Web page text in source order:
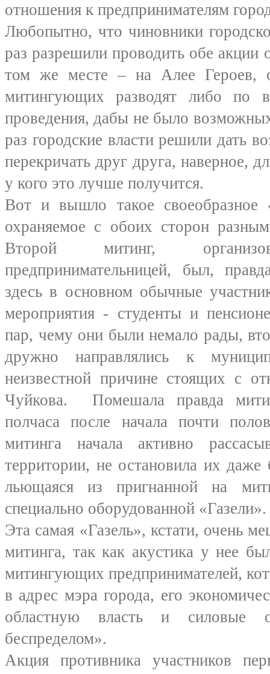
отношения к предпринимателям
Любопытно, что чиновники
раз разрешили проводить обе
том же месте – на Алее Героев,
митингующих разводят либо по
проведения, дабы не было
раз городские власти решили дать
перекричать друг друга, наверное,
у кого это лучше получится.
Вот и вышло такое своеобразное
охраняемое с обоих сторон
Второй митинг,
предпринимательницей, был,
здесь в основном обычные
мероприятия - студенты и
пар, чему они были немало рады,
дружно направлялись к
неизвестной причине стоящих с
Чуйкова. Помешала правда
полчаса после начала почти
митинга начала активно
территории, не остановила их даже
льющаяся из пригнанной на
специально оборудованной «Газели».
Эта самая «Газель», кстати, очень
митинга, так как акустика у нее
митингующих предпринимателей,
в адрес мэра города, его
областную власть и силовые
беспределом».
Акция противника участников